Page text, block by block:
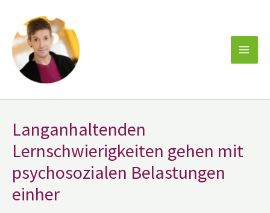
Inhalt
springen
Langanhaltenden
Lernschwierigkeiten gehen mit
psychosozialen Belastungen
einher